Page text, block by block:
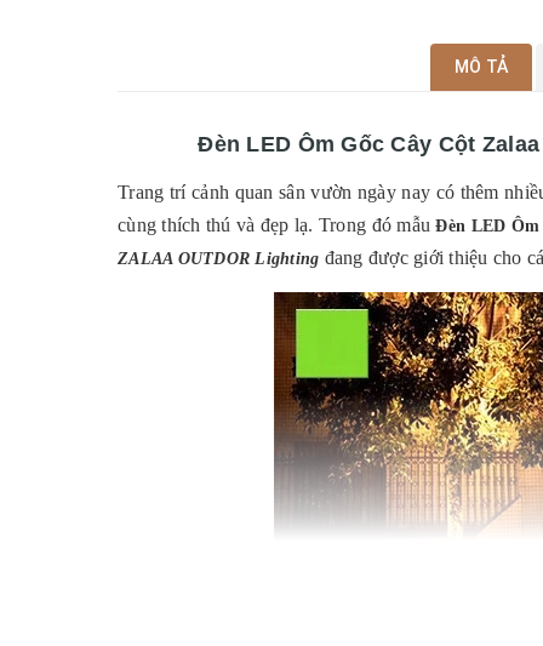
MÔ TẢ
Đèn LED Ôm Gốc Cây Cột
Trang trí cảnh quan sân vườn ngày nay có thêm
cùng thích thú và đẹp lạ. Trong đó mẫuĐèn LED Ôm
ZALAA OUTDOR Lighting đang được giới thiệu cho